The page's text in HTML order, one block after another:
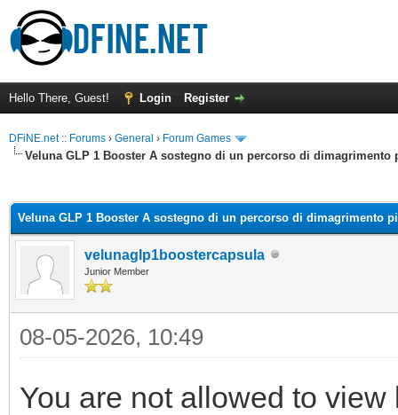
Hello There, Guest! Login Register
DFiNE.net :: Forums › General › Forum Games
Veluna GLP 1 Booster A sostegno di un percorso di dimagrimento
Veluna GLP 1 Booster A sostegno di un percorso di dimagrimento
velunaglp1boostercapsula
Junior Member
08-05-2026, 10:49
You are not allowed to